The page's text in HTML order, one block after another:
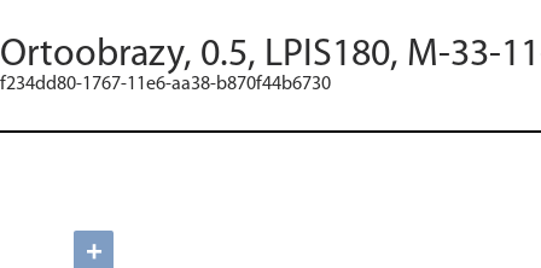
Ortoobrazy, 0.5, LPIS180, M-33-
f234dd80-1767-11e6-aa38-b870f44b6730
+